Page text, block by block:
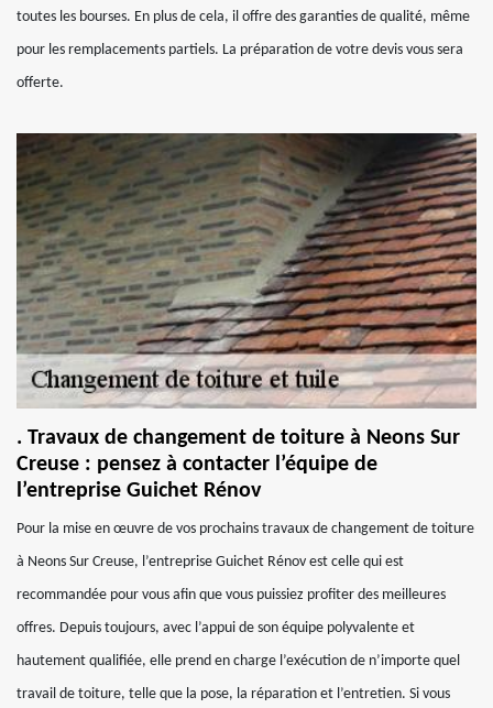
toutes les bourses. En plus de cela, il offre des garanties de qualité, même
pour les remplacements partiels. La préparation de votre devis vous sera
offerte.
. Travaux de changement de toiture à Neons Sur
Creuse : pensez à contacter l’équipe de
l’entreprise Guichet Rénov
Pour la mise en œuvre de vos prochains travaux de changement de toiture
à Neons Sur Creuse, l’entreprise Guichet Rénov est celle qui est
recommandée pour vous afin que vous puissiez profiter des meilleures
offres. Depuis toujours, avec l’appui de son équipe polyvalente et
hautement qualifiée, elle prend en charge l’exécution de n’importe quel
travail de toiture, telle que la pose, la réparation et l’entretien. Si vous